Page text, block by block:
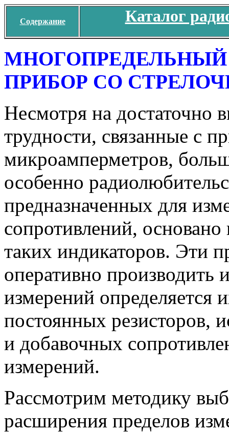
Содержание Каталог
ПРИБОР СО
Несмотря на достаточно
трудности, связанные с
микроамперметров,
особенно
предназначенных для
сопротивлений,
таких индикаторов. Эти
оперативно производить
измерений определяется
постоянных резисторов,
и добавочных
измерений.
Рассмотрим методику
расширения пределов